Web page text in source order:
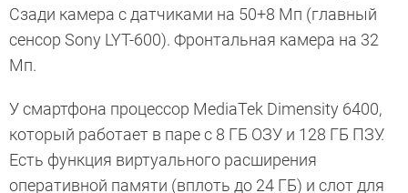
Сзади камера с датчиками на 50+8 Мп (главный
сенсор Sony LYT-600). Фронтальная камера на 32
Мп.
У смартфона процессор MediaTek Dimensity 6400,
который работает в паре с 8 ГБ ОЗУ и 128 ГБ ПЗУ.
Есть функция виртуального расширения
оперативной памяти (вплоть до 24 ГБ) и слот для